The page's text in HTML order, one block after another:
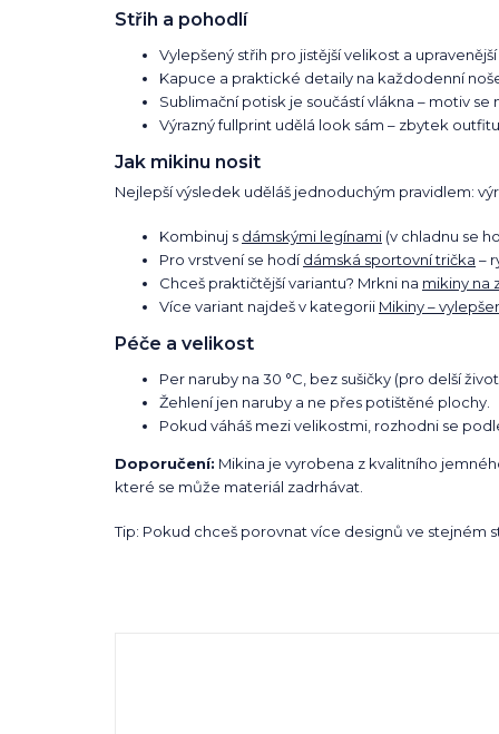
Střih a pohodlí
Vylepšený střih pro jistější velikost a
Kapuce a praktické detaily na každodenní
Sublimační potisk je součástí vlákna – motiv
Výrazný fullprint udělá look sám – zbytek
Jak mikinu nosit
Nejlepší výsledek uděláš jednoduchým pravidlem:
Kombinuj s dámskými legínami (v chladnu se
Pro vrstvení se hodídámská sportovní trička –
Chceš praktičtější variantu? Mrkni na mikiny na
Více variant najdeš v kategorii Mikiny –
Péče a velikost
Per naruby na 30 °C, bez sušičky (pro delší
Žehlení jen naruby a ne přes potištěné plochy.
Pokud váháš mezi velikostmi, rozhodni se
Doporučení: Mikina je vyrobena z kvalitního
které se může materiál zadrhávat.
Tip: Pokud chceš porovnat více designů ve stejném